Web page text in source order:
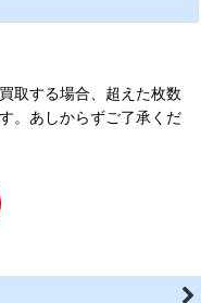
取する場合、超えた枚数
。あしからずご了承くだ